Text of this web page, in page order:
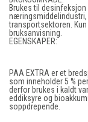
Brukes til
transportsektoren.
bruksanvisning.
EGENSKAPER:
PAA EXTRA er et
som inneholder 5 %
derfor brukes i kaldt
eddiksyre og
soppdrepende.